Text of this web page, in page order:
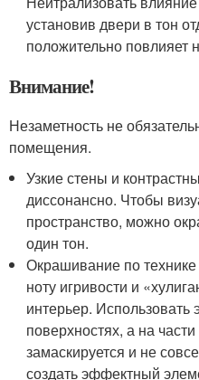
установив двери в тон
положительно повлияет
Внимание!
Незаметность не
помещения.
Узкие стены и
диссонансно. Чтобы
пространство, можно
один тон.
Окрашивание по
ноту игривости и
интерьер. Использовать
поверхностях, а на
замаскируется и не
создать эффектный